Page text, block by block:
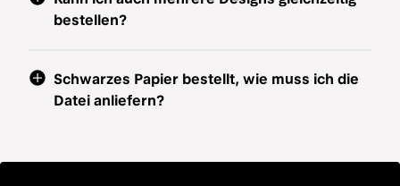
bestellen?
Schwarzes Papier bestellt, wie muss ich die
Datei anliefern?